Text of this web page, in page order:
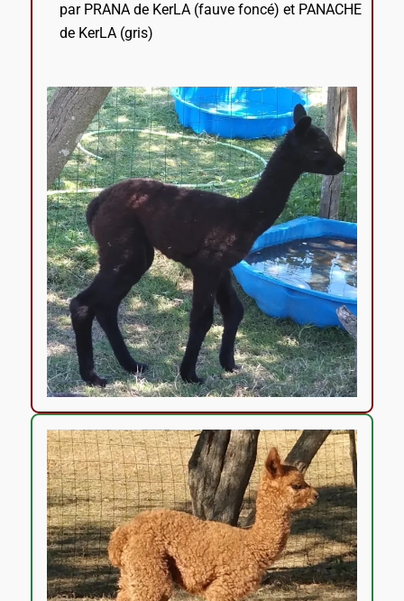
par PRANA de KerLA (fauve foncé) et PANACHE
de KerLA (gris)